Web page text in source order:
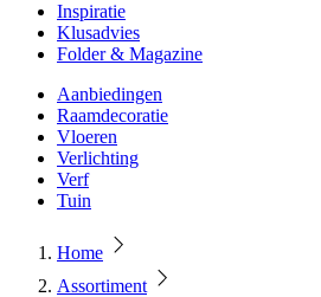
Inspiratie
Klusadvies
Folder & Magazine
Aanbiedingen
Raamdecoratie
Vloeren
Verlichting
Verf
Tuin
Home
Assortiment